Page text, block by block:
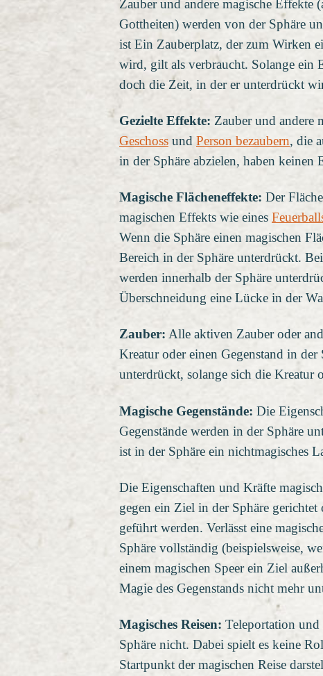
Zauber und andere magische Effekte
Gottheiten) werden von der Sphäre
ist Ein Zauberplatz, der zum Wirken
wird, gilt als verbraucht. Solange
doch die Zeit, in der er unterdrückt
Gezielte Effekte: Zauber und andere
Geschoss und Person bezaubern, die
in der Sphäre abzielen, haben keinen
Magische Flächeneffekte: Der
magischen Effekts wie eines
Wenn die Sphäre einen magischen
Bereich in der Sphäre unterdrückt.
werden innerhalb der Sphäre
Überschneidung eine Lücke in der
Zauber: Alle aktiven Zauber oder
Kreatur oder einen Gegenstand in der
unterdrückt, solange sich die Kreatur
Magische Gegenstände: Die
Gegenstände werden in der Sphäre
ist in der Sphäre ein nichtmagisches
Die Eigenschaften und Kräfte
gegen ein Ziel in der Sphäre
geführt werden. Verlässt eine
Sphäre vollständig (beispielsweise,
einem magischen Speer ein Ziel
Magie des Gegenstands nicht mehr
Magisches Reisen: Teleportation
Sphäre nicht. Dabei spielt es keine
Startpunkt der magischen Reise